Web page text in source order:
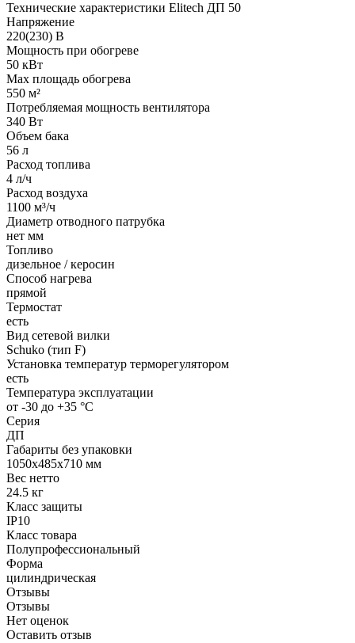
Технические характеристики Elitech ДП 50
Напряжение
220(230) В
Мощность при обогреве
50 кВт
Max площадь обогрева
550 м²
Потребляемая мощность вентилятора
340 Вт
Объем бака
56 л
Расход топлива
4 л/ч
Расход воздуха
1100 м³/ч
Диаметр отводного патрубка
нет мм
Топливо
дизельное / керосин
Способ нагрева
прямой
Термостат
есть
Вид сетевой вилки
Schuko (тип F)
Установка температур терморегулятором
есть
Температура эксплуатации
от -30 до +35 °С
Серия
ДП
Габариты без упаковки
1050х485х710 мм
Вес нетто
24.5 кг
Класс защиты
IP10
Класс товара
Полупрофессиональный
Форма
цилиндрическая
Отзывы
Отзывы
Нет оценок
Оставить отзыв